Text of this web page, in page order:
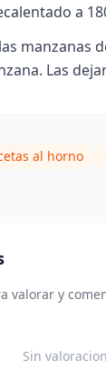
a
manzanas
Las
al horno
valorar y
Sin